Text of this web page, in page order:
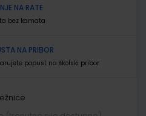
NA RATE
bez kamata
NA PRIBOR
popust na školski pribor